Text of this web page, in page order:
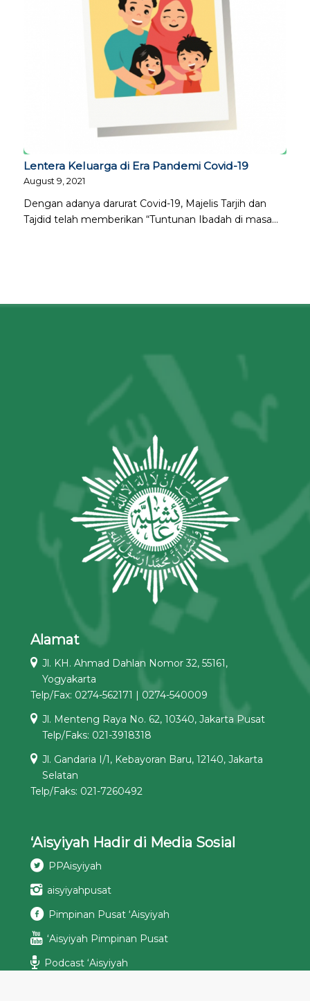
Lentera Keluarga di Era Pandemi Covid-19
August 9, 2021
Dengan adanya darurat Covid-19, Majelis Tarjih dan
Tajdid telah memberikan “Tuntunan Ibadah di masa…
Alamat
Jl. KH. Ahmad Dahlan Nomor 32, 55161,
Yogyakarta
Telp/Fax: 0274-562171 | 0274-540009
Jl. Menteng Raya No. 62, 10340, Jakarta Pusat
Telp/Faks: 021-3918318
Jl. Gandaria I/1, Kebayoran Baru, 12140, Jakarta
Selatan
Telp/Faks: 021-7260492
‘Aisyiyah Hadir di Media Sosial
PPAisyiyah
aisyiyahpusat
Pimpinan Pusat ‘Aisyiyah
‘Aisyiyah Pimpinan Pusat
Podcast ‘Aisyiyah